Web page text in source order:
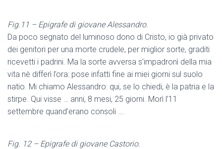
Fig.11 – Epigrafe di giovane Alessandro.
Da poco segnato del luminoso dono di Cristo, io già privato
dei genitori per una morte crudele, per miglior sorte, graditi
ricevetti i padrini. Ma la sorte avversa s’impadronì della mia
vita nè differì l’ora: pose infatti fine ai miei giorni sul suolo
natio. Mi chiamo Alessandro: qui, se lo chiedi, è la patria e la
stirpe. Qui visse … anni, 8 mesi, 25 giorni. Morì l’11
settembre quand’erano consoli ….
Fig. 12 – Epigrafe di giovane Castorio.